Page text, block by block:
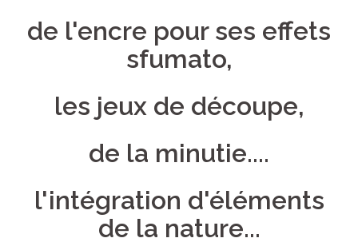
de l'encre pour ses effets
sfumato,
les jeux de découpe,
de la minutie....
l'intégration d'éléments
de la nature...